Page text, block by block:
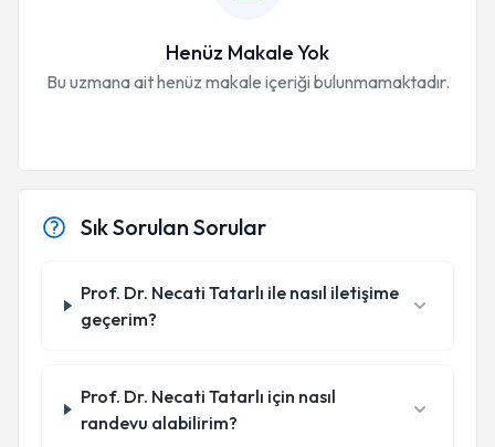
Henüz Makale Yok
Bu uzmana ait henüz makale içeriği bulunmamaktadır.
Sık Sorulan Sorular
Prof. Dr. Necati Tatarlı ile nasıl iletişime
geçerim?
Prof. Dr. Necati Tatarlı için nasıl
randevu alabilirim?